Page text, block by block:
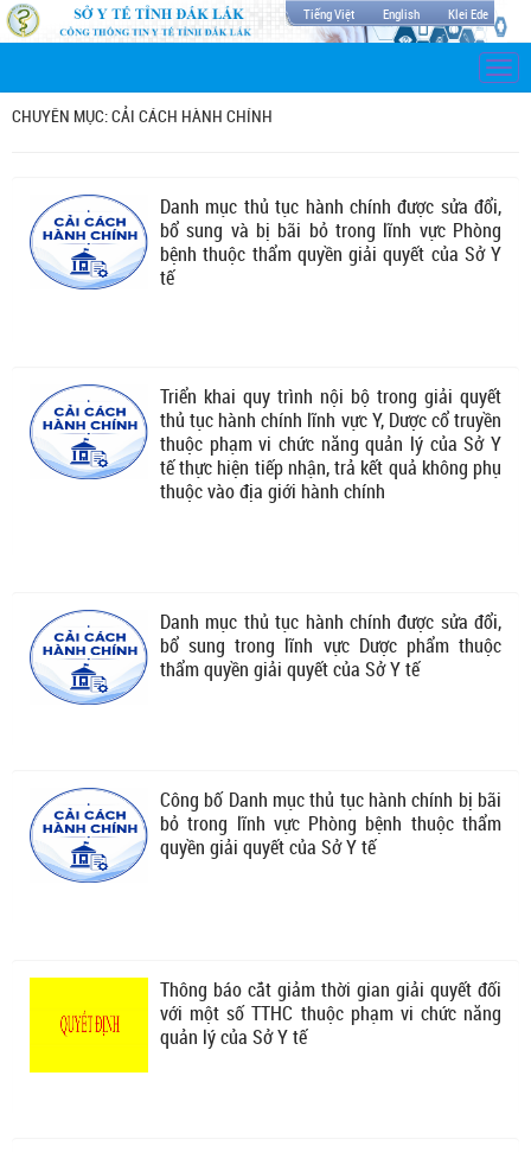
Tiếng Việt English Klei Ede
CHUYÊN MỤC: CẢI CÁCH HÀNH CHÍNH
Danh mục thủ tục hành chính được sửa đổi,
bổ sung và bị bãi bỏ trong lĩnh vực Phòng
bệnh thuộc thẩm quyền giải quyết của Sở Y
tế
Triển khai quy trình nội bộ trong giải quyết
thủ tục hành chính lĩnh vực Y, Dược cổ truyền
thuộc phạm vi chức năng quản lý của Sở Y
tế thực hiện tiếp nhận, trả kết quả không phụ
thuộc vào địa giới hành chính
Danh mục thủ tục hành chính được sửa đổi,
bổ sung trong lĩnh vực Dược phẩm thuộc
thẩm quyền giải quyết của Sở Y tế
Công bố Danh mục thủ tục hành chính bị bãi
bỏ trong lĩnh vực Phòng bệnh thuộc thẩm
quyền giải quyết của Sở Y tế
Thông báo cắt giảm thời gian giải quyết đối
với một số TTHC thuộc phạm vi chức năng
quản lý của Sở Y tế